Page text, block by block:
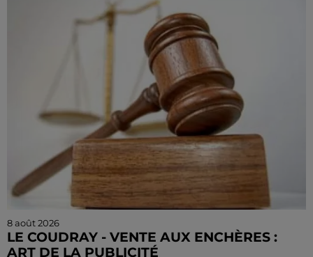
8 août 2026
LE COUDRAY - VENTE AUX ENCHÈRES :
ART DE LA PUBLICITÉ